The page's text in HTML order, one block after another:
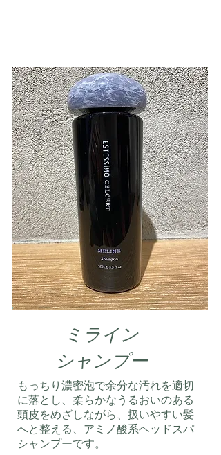
ミライン
​シャンプー
もっちり濃密泡で余分な汚れを適切
に落とし、柔らかなうるおいのある
頭皮をめざしながら、扱いやすい髪
へと整える、アミノ酸系ヘッドスパ
シャンプーです。